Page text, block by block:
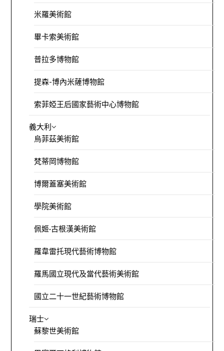
米羅美術館
畢卡索美術館
普拉多博物館
提森-博內米薩博物館
索菲婭王后國家藝術中心博物館
義大利
烏菲茲美術館
梵蒂岡博物館
博爾蓋塞美術館
學院美術館
佩姬·古根漢美術館
羅韋雷托現代藝術博物館
羅馬國立現代及當代藝術美術館
國立二十一世紀藝術博物館
瑞士
蘇黎世美術館